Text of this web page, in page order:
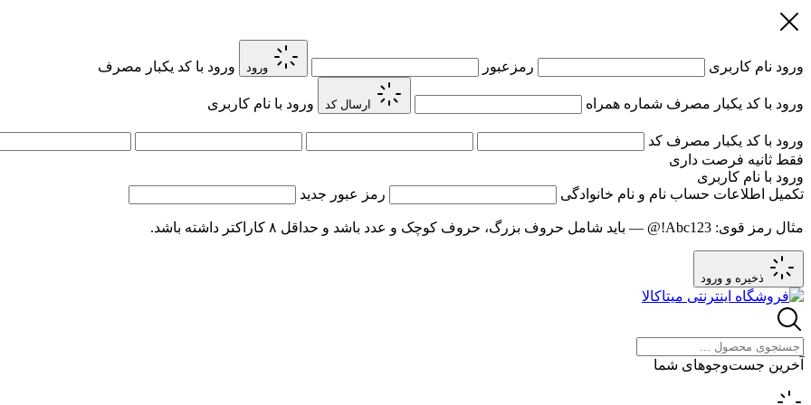
ورود نام کاربری رمزعبور ورود ورود با کد یکبار مصرف
ورود با کد یکبار مصرف شماره همراه ارسال کد ورود با نام کاربری
ورود با کد یکبار مصرف کد
فقط ثانیه فرصت داری
ورود با نام کاربری
تکمیل اطلاعات حساب نام و نام خانوادگی رمز عبور جدید
مثال رمز قوی: Abc123!@ — باید شامل حروف بزرگ، حروف کوچک و عدد باشد و حداقل ۸ کاراکتر داشته باشد.
ذخیره و ورود
آخرین جست‌وجوهای شما